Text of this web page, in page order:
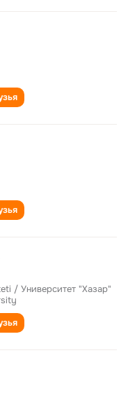
/ Университет "Хазар"